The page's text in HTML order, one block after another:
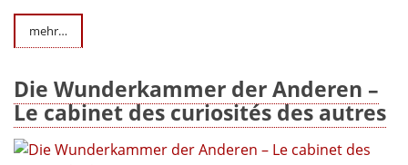
mehr…
Die Wunderkammer der Anderen –
Le cabinet des curiosités des autres